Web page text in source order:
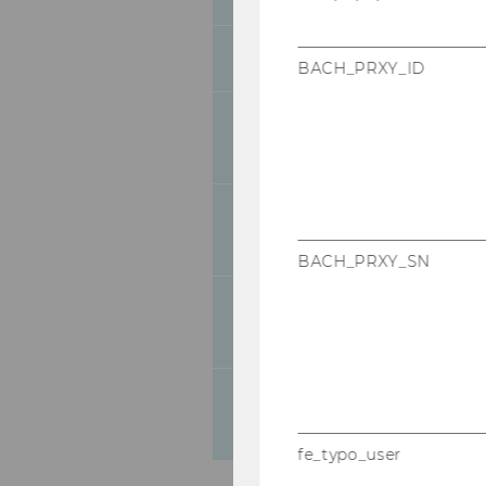
BACH_PRXY_ID
BACH_PRXY_SN
fe_typo_user